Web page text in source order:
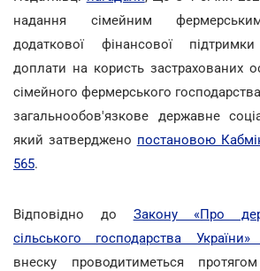
надання сімейним
додаткової фінансової
доплати на користь застрахованих
сімейного фермерського
загальнообов'язкове державне
який затверджено постановою
565.
Відповідно до Закону «Про
сільського господарства України»
внеску проводитиметься